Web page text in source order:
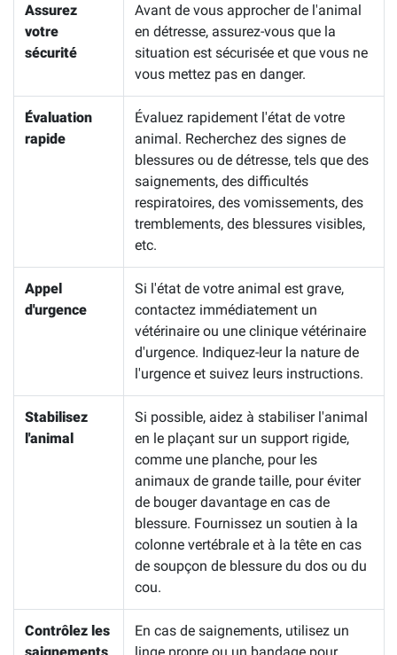
Assurez
votre
sécurité
Avant de vous approcher de l'animal
en détresse, assurez-vous que la
situation est sécurisée et que vous ne
vous mettez pas en danger.
Évaluation
rapide
Évaluez rapidement l'état de votre
animal. Recherchez des signes de
blessures ou de détresse, tels que des
saignements, des difficultés
respiratoires, des vomissements, des
tremblements, des blessures visibles,
etc.
Appel
d'urgence
Si l'état de votre animal est grave,
contactez immédiatement un
vétérinaire ou une clinique vétérinaire
d'urgence. Indiquez-leur la nature de
l'urgence et suivez leurs instructions.
Stabilisez
l'animal
Si possible, aidez à stabiliser l'animal
en le plaçant sur un support rigide,
comme une planche, pour les
animaux de grande taille, pour éviter
de bouger davantage en cas de
blessure. Fournissez un soutien à la
colonne vertébrale et à la tête en cas
de soupçon de blessure du dos ou du
cou.
Contrôlez les
En cas de saignements, utilisez un